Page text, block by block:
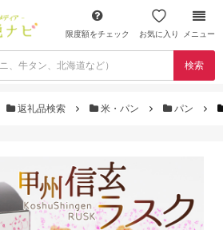
限度額をチェック お気に入り メニュー
検索
返礼品検索 米・パン パン